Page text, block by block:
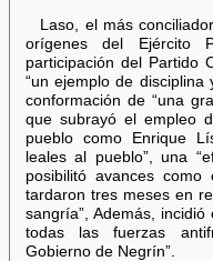
Laso, el más
orígenes del Ejército
participación del Partido
“un ejemplo de disciplina
conformación de “una
que subrayó el empleo
pueblo como Enrique
leales al pueblo”, una
posibilitó avances
tardaron tres meses en
sangría”, Además,
todas las fuerzas
Gobierno de Negrín”.